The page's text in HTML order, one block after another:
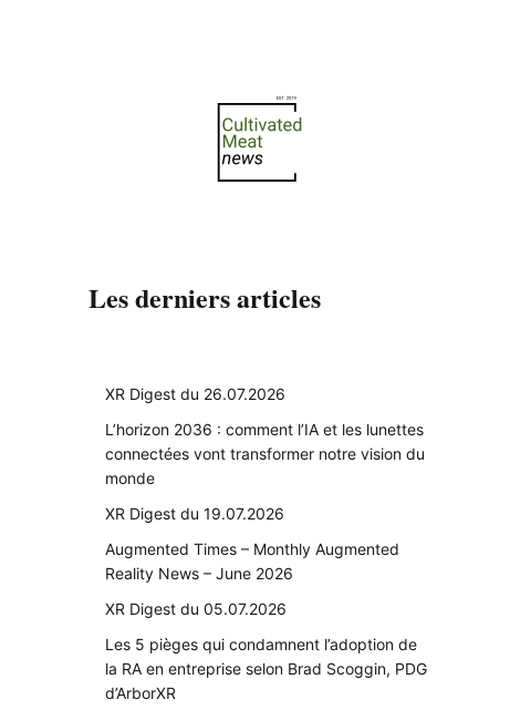
Les derniers articles
XR Digest du 26.07.2026
L’horizon 2036 : comment l’IA et les lunettes
connectées vont transformer notre vision du
monde
XR Digest du 19.07.2026
Augmented Times – Monthly Augmented
Reality News – June 2026
XR Digest du 05.07.2026
Les 5 pièges qui condamnent l’adoption de
la RA en entreprise selon Brad Scoggin, PDG
d’ArborXR